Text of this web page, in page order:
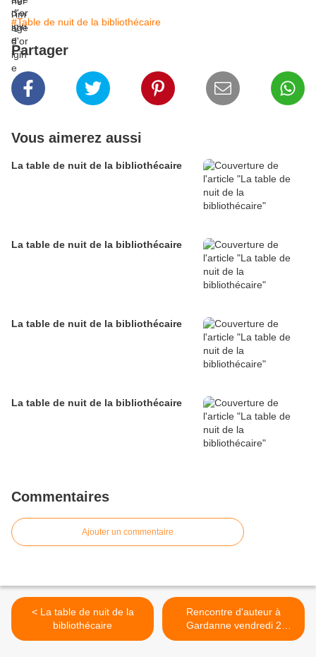
#Table de nuit de la bibliothécaire
Partager
Vous aimerez aussi
La table de nuit de la bibliothécaire
La table de nuit de la bibliothécaire
La table de nuit de la bibliothécaire
La table de nuit de la bibliothécaire
Commentaires
Ajouter un commentaire
< La table de nuit de la
bibliothécaire
Rencontre d'auteur à
Gardanne vendredi 2
décembre 19 h >